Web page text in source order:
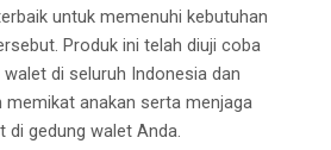
untuk memenuhi kebutuhan
Produk ini telah diuji coba
di seluruh Indonesia dan
anakan serta menjaga
di gedung walet Anda.